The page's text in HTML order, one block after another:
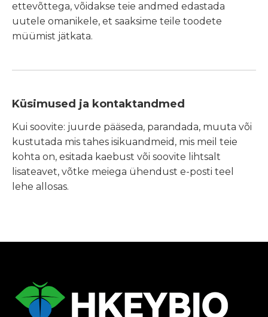
ettevõttega, võidakse teie andmed edastada
uutele omanikele, et saaksime teile toodete
müümist jätkata.
Küsimused ja kontaktandmed
Kui soovite: juurde pääseda, parandada, muuta või
kustutada mis tahes isikuandmeid, mis meil teie
kohta on, esitada kaebust või soovite lihtsalt
lisateavet, võtke meiega ühendust e-posti teel
lehe allosas.